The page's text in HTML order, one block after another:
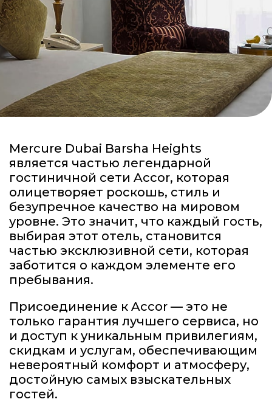
Mercure Dubai Barsha Heights
является частью легендарной
гостиничной сети Accor, которая
олицетворяет роскошь, стиль и
безупречное качество на мировом
уровне. Это значит, что каждый гость,
выбирая этот отель, становится
частью эксклюзивной сети, которая
заботится о каждом элементе его
пребывания.
Присоединение к Accor — это не
только гарантия лучшего сервиса, но
и доступ к уникальным привилегиям,
скидкам и услугам, обеспечивающим
невероятный комфорт и атмосферу,
достойную самых взыскательных
гостей.